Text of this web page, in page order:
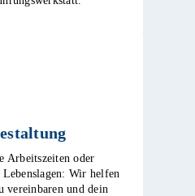
Arbeitszeiten oder
Wir helfen
vereinbaren und dein